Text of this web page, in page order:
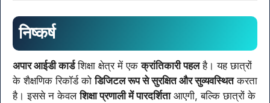
निष्कर्ष
अपार आईडी कार्डशिक्षा क्षेत्र में एकक्रांतिकारी पहलहै। यह छात्रों
के शैक्षणिक रिकॉर्ड कोडिजिटल रूप से सुरक्षित और सुव्यवस्थितकरता
है। इससे न केवलशिक्षा प्रणाली में पारदर्शिताआएगी, बल्कि छात्रों के